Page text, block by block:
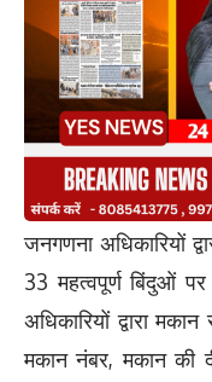
जनगणना अधिकारियों
33 महत्वपूर्ण बिंदुओं
अधिकारियों द्वारा
मकान नंबर, मकान की